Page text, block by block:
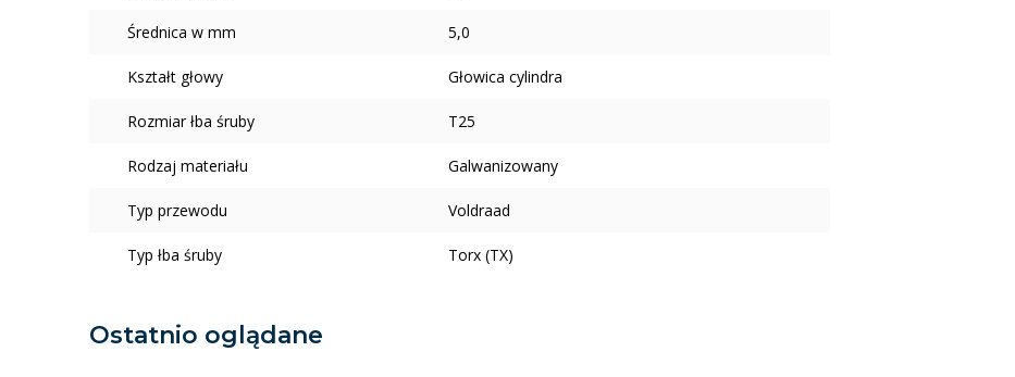
Średnica w mm 5,0
Kształt głowy Głowica cylindra
Rozmiar łba śruby T25
Rodzaj materiału Galwanizowany
Typ przewodu Voldraad
Typ łba śruby Torx (TX)
Ostatnio oglądane